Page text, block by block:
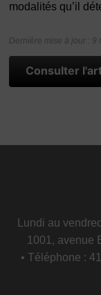
modalités qu’il
Dernière mise à jour : 9
Consulter
Lundi au
1001, avenue
• Téléphone :